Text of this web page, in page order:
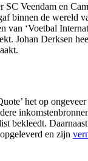
Veendam en
binnen de wereld
van ‘Voetbal
Johan Derksen
het op
bekleedt.
en zijn